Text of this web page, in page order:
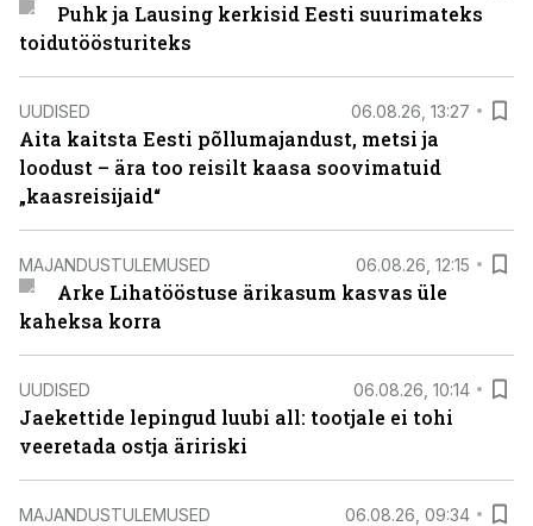
Puhk ja Lausing kerkisid Eesti suurimateks
toidutöösturiteks
UUDISED 06.08.26, 13:27
Aita kaitsta Eesti põllumajandust, metsi ja
loodust – ära too reisilt kaasa soovimatuid
„kaasreisijaid“
MAJANDUSTULEMUSED 06.08.26, 12:15
Arke Lihatööstuse ärikasum kasvas üle
kaheksa korra
UUDISED 06.08.26, 10:14
Jaekettide lepingud luubi all: tootjale ei tohi
veeretada ostja äririski
MAJANDUSTULEMUSED 06.08.26, 09:34